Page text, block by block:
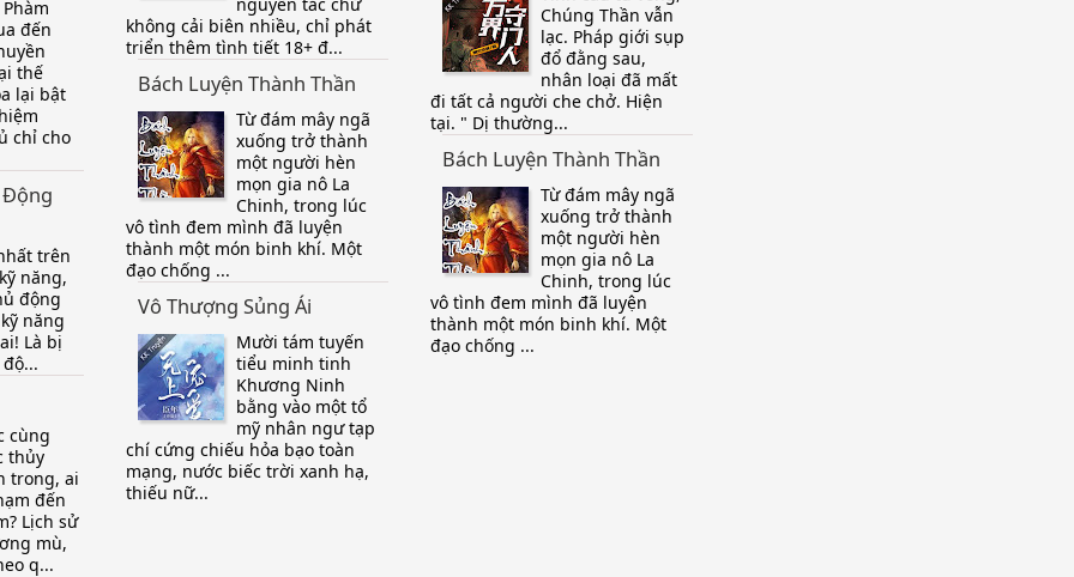
đến
thế
lại bật
chỉ cho
Động
trên
năng,
động
năng
Là bị
cùng
thủy
trong, ai
đến
Lịch sử
mù,
q...
không cải biên nhiều, chỉ phát
triển thêm tình tiết 18+ đ...
Bách Luyện Thành Thần
Từ đám mây ngã
xuống trở thành
một người hèn
mọn gia nô La
Chinh, trong lúc
vô tình đem mình đã luyện
thành một món binh khí. Một
đạo chống ...
Vô Thượng Sủng Ái
Mười tám tuyến
tiểu minh tinh
Khương Ninh
bằng vào một tổ
mỹ nhân ngư tạp
chí cứng chiếu hỏa bạo toàn
mạng, nước biếc trời xanh hạ,
thiếu nữ...
Chúng Thần vẫn
lạc. Pháp giới sụp
đổ đằng sau,
nhân loại đã mất
đi tất cả người che chở. Hiện
tại. " Dị thường...
Bách Luyện Thành Thần
Từ đám mây ngã
xuống trở thành
một người hèn
mọn gia nô La
Chinh, trong lúc
vô tình đem mình đã luyện
thành một món binh khí. Một
đạo chống ...